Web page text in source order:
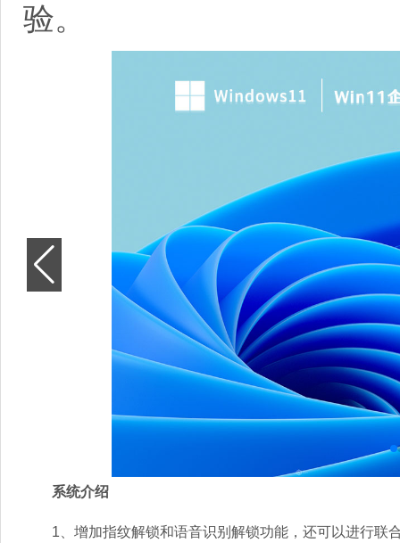
验。
系统介绍
1、增加指纹解锁和语音识别解锁功能，还可以进行联